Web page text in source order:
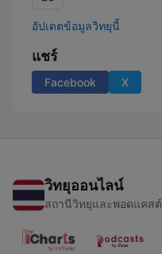
อัปเดตข้อมูลวิทยุนี้
แชร์
Facebook X
วิทยุออนไลน์
สถานีวิทยุและพอดแคสต์